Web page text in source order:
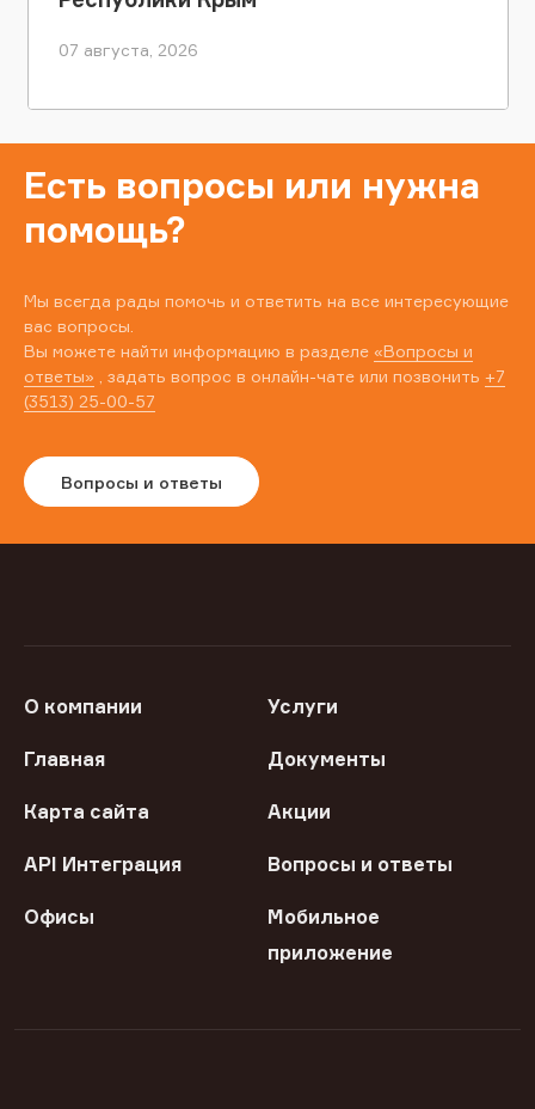
07 августа, 2026
Есть вопросы или нужна
помощь?
Мы всегда рады помочь и ответить на все интересующие
вас вопросы.
Вы можете найти информацию в разделе «Вопросы и
ответы» , задать вопрос в онлайн-чате или позвонить +7
(3513) 25-00-57
Вопросы и ответы
О компании Услуги
Главная Документы
Карта сайта Акции
API Интеграция Вопросы и ответы
Офисы
Мобильное
приложение